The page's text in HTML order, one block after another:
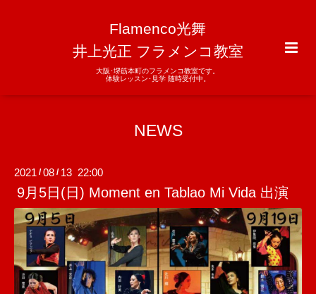
Flamenco光舞
井上光正 フラメンコ教室
大阪･堺筋本町のフラメンコ教室です。
体験レッスン･見学 随時受付中。
NEWS
2021 /08 / 13 22:00
9月5日(日) Moment en Tablao Mi Vida 出演